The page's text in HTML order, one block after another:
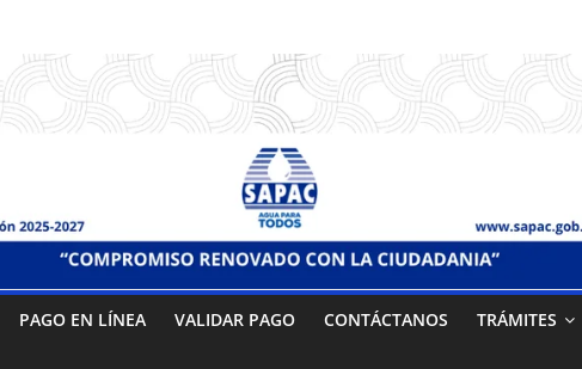
PAGO EN LÍNEA VALIDAR PAGO CONTÁCTANOS TRÁMITES